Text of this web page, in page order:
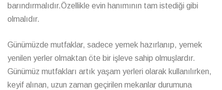
barındırmalıdır.Özellikle evin hanımının tam istediği gibi
olmalıdır.
Günümüzde mutfaklar, sadece yemek hazırlanıp, yemek
yenilen yerler olmaktan öte bir işleve sahip olmuşlardır.
Günümüz mutfakları artık yaşam yerleri olarak kullanılırken,
keyif alınan, uzun zaman geçirilen mekanlar durumuna